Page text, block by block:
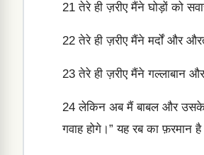
21 तेरे ही ज़रीए मैंने घोड़ों को
22 तेरे ही ज़रीए मैंने मर्दों और
23 तेरे ही ज़रीए मैंने गल्लाबान
24 लेकिन अब मैं बाबल और उसके
गवाह होगे।” यह रब का फ़रमान